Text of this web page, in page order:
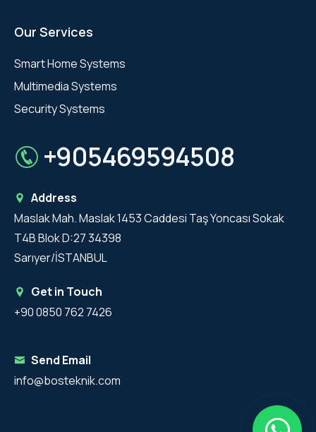
Our Services
Smart Home Systems
Multimedia Systems
Security Systems
+905469594508
Address
Maslak Mah. Maslak 1453 Caddesi Taş Yoncası Sokak
T4B Blok D:27 34398
Sarıyer/İSTANBUL
Get in Touch
+90 0850 762 7426
Send Email
info@bosteknik.com